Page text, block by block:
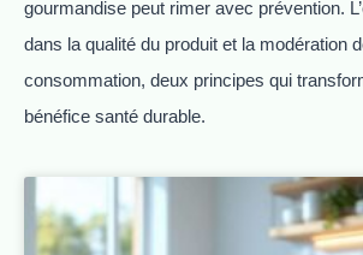
gourmandise peut rimer avec prévention.
dans la qualité du produit et la modération
consommation, deux principes qui
bénéfice santé durable.